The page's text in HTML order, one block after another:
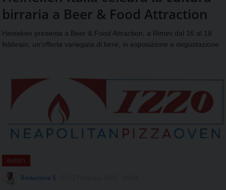
aggiornamenti
quotidiani
temi
come
food
beverage,
catering
articoli
sul
mondo
dell'alimentazione,
dei
CONTATTI
birraria a Beer & Food Attraction
Heineken presenta a Beer & Food Attraction, a Rimini dal 16 al 18
febbraio, un'offerta variegata di birre, in esposizione e degustazione
EVENTI
Redazione 5